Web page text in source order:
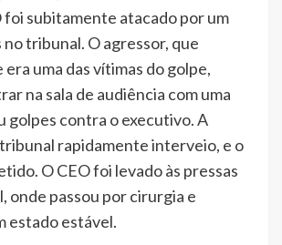
foi subitamente atacado por um
tribunal. O agressor, que
uma das vítimas do golpe,
na sala de audiência com uma
golpes contra o executivo. A
rapidamente interveio, e o
O CEO foi levado às pressas
onde passou por cirurgia e
estado estável.